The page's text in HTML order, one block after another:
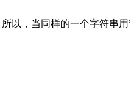
以，当同样的一个字符串用